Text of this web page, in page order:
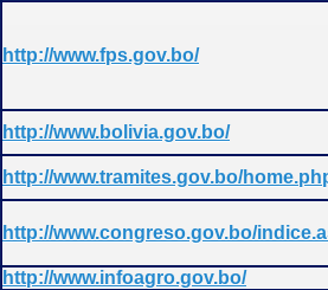
http://www.fps.gov.bo/
http://www.bolivia.gov.bo/
http://www.tramites.gov.bo/
http://www.congreso.gov.bo/
http://www.infoagro.gov.bo/